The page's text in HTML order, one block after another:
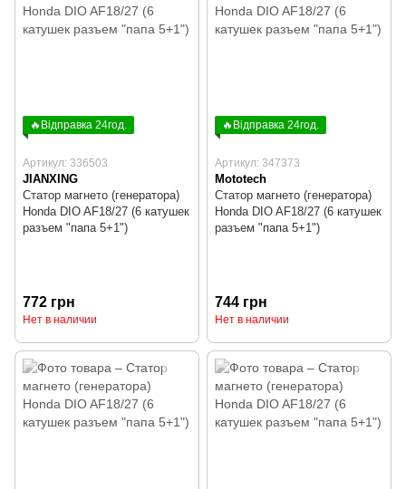
🔥Відправка 24год.
Артикул: 336503
JIANXING
Статор магнето (генератора)
Honda DIO AF18/27 (6 катушек
разъем "папа 5+1")
772 грн
Нет в наличии
🔥Відправка 24год.
Артикул: 347373
Mototech
Статор магнето (генератора)
Honda DIO AF18/27 (6 катушек
разъем "папа 5+1")
744 грн
Нет в наличии